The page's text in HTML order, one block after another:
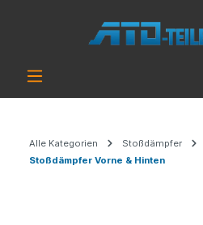
Alle Kategorien
Stoßdämpfer
Stoßdämpfer Vorne & Hinten